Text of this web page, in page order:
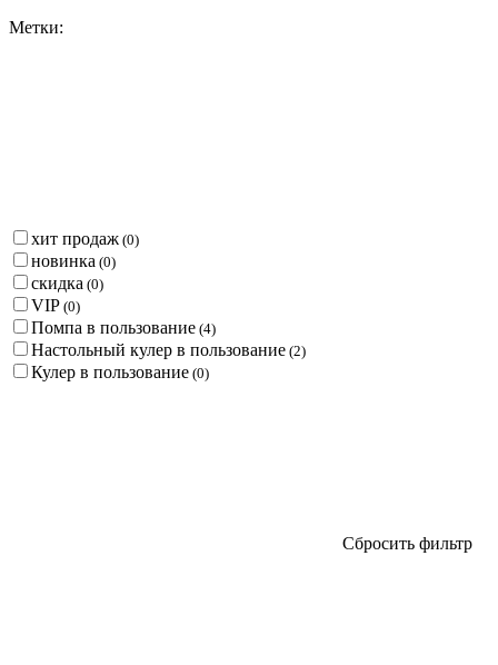
Метки:
хит продаж (0)
новинка (0)
скидка (0)
VIP (0)
Помпа в пользование (4)
Настольный кулер в пользование (2)
Кулер в пользование (0)
Сбросить фильтр